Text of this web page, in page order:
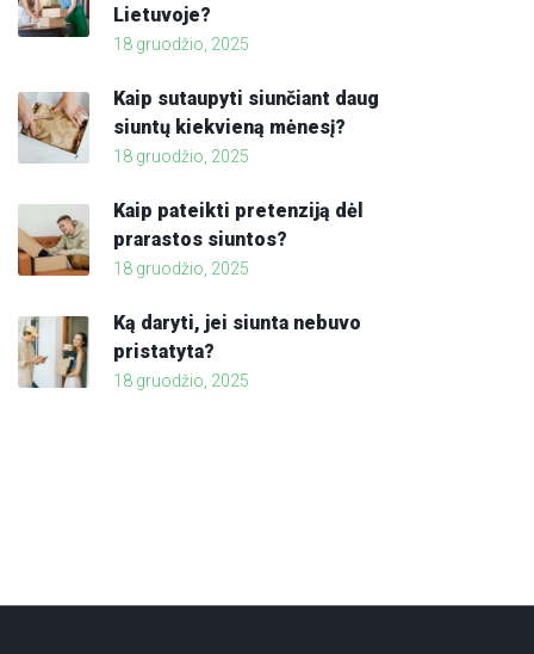
Lietuvoje?
18 gruodžio, 2025
Kaip sutaupyti siunčiant daug
siuntų kiekvieną mėnesį?
18 gruodžio, 2025
Kaip pateikti pretenziją dėl
prarastos siuntos?
18 gruodžio, 2025
Ką daryti, jei siunta nebuvo
pristatyta?
18 gruodžio, 2025